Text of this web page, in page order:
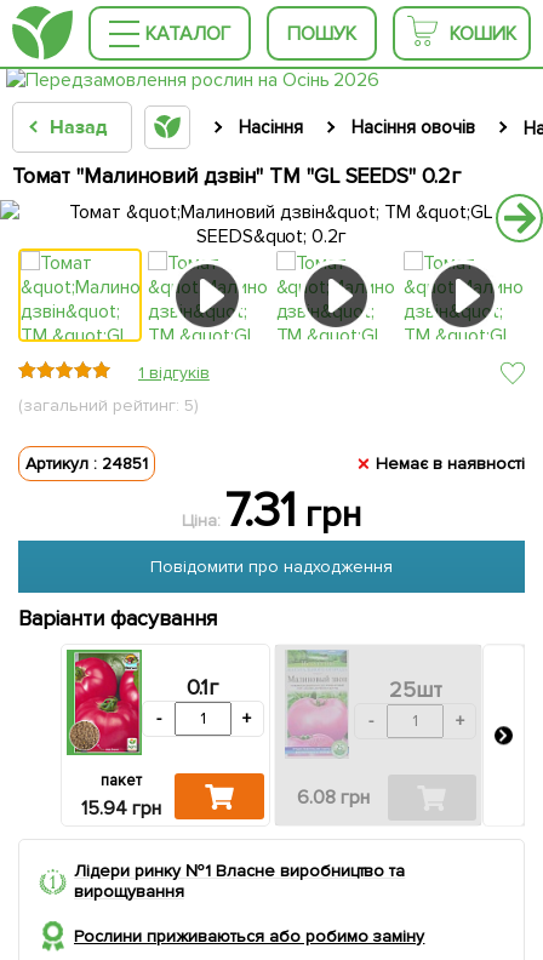
КАТАЛОГ ПОШУК КОШИК
Назад Насіння Насіння овочів
Томат "Малиновий дзвін" ТМ "GL SEEDS" 0.2г
1 відгуків
(загальний рейтинг: 5)
Артикул : 24851 Немає в наявності
Ціна: 7.31 грн
Повідомити про надходження
Варіанти фасування
0.1г
- +
пакет
15.94 грн
25шт
- +
6.08 грн
Лідери ринку №1 Власне виробництво та
вирощування
Рослини приживаються або робимо заміну